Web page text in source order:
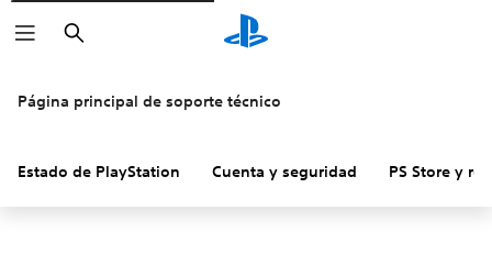
Buscar
Página principal de soporte técnico
Estado de PlayStation Cuenta y seguridad PS Store y